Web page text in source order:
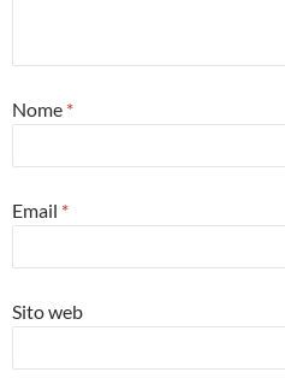
Nome *
Email *
Sito web